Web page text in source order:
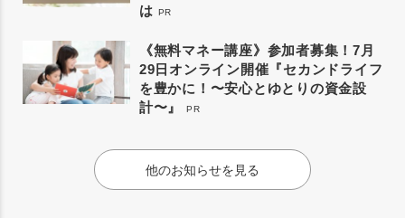
は PR
《無料マネー講座》参加者募集！7月
29日オンライン開催『セカンドライフ
を豊かに！〜安心とゆとりの資金設
計〜』
PR
他のお知らせを見る